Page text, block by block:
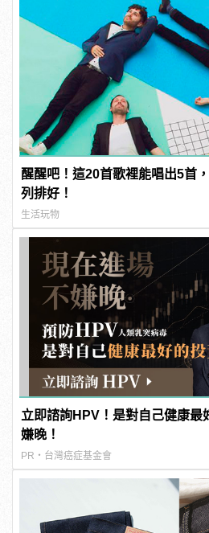
醒醒吧！這20首歌裡能唱出5首
列排好！
生活玩物
立即諮詢HPV！是對自己健康最
嫌晚！
PR・台灣癌症基金會